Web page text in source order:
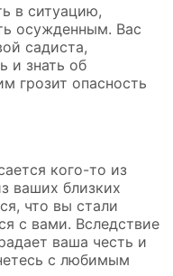
в ситуацию,
осужденным. Вас
садиста,
и знать об
грозит опасность
кого-то из
ваших близких
что вы стали
с вами. Вследствие
ваша честь и
с любимым